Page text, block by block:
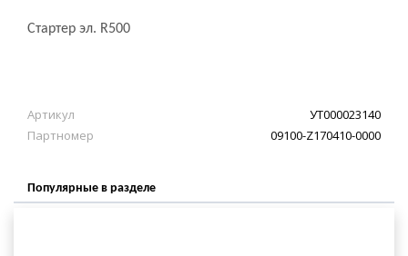
Стартер эл. R500
Артикул
УТ000023140
Партномер
09100-Z170410-0000
Популярные в разделе